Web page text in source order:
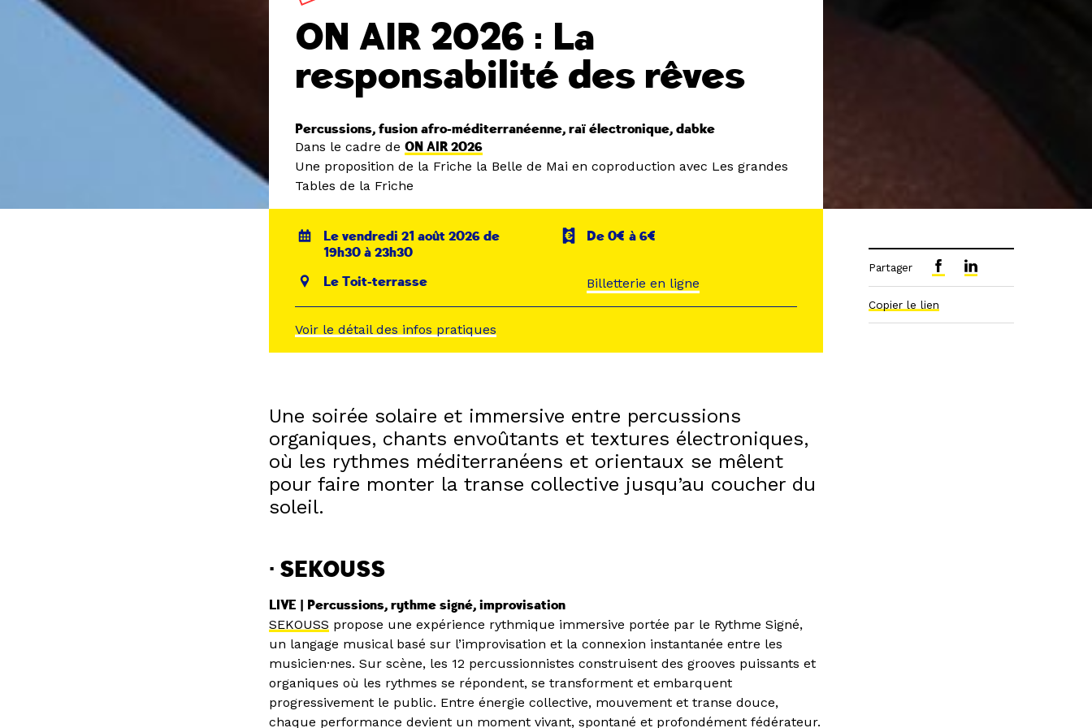
ON AIR 2026 : La
responsabilité des rêves
Percussions, fusion afro-méditerranéenne, raï électronique, dabke
Dans le cadre deON AIR 2026
Une proposition de la Friche la Belle de Mai en coproduction avec Les grandes
Tables de la Friche
Le vendredi 21 août 2026 de
19h30 à 23h30
De 0€ à 6€
Le Toit-terrasse Billetterie en ligne
Voir le détail des infos pratiques
Une soirée solaire et immersive entre percussions
organiques, chants envoûtants et textures électroniques,
où les rythmes méditerranéens et orientaux se mêlent
pour faire monter la transe collective jusqu’au coucher du
soleil.
· SEKOUSS
LIVE | Percussions, rythme signé, improvisation
SEKOUSS propose une expérience rythmique immersive portée par le Rythme Signé,
un langage musical basé sur l’improvisation et la connexion instantanée entre les
musicien·nes. Sur scène, les 12 percussionnistes construisent des grooves puissants et
organiques où les rythmes se répondent, se transforment et embarquent
progressivement le public. Entre énergie collective, mouvement et transe douce,
chaque performance devient un moment vivant, spontané et profondément fédérateur.
Partager
Copier le lien